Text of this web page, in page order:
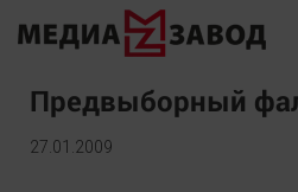
Новости
Предвыборный
27.01.2009